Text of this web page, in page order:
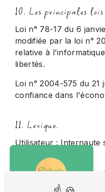
10. Les principales lois
Loi n° 78-17 du 6
modifiée par la loi n°
relative à
libertés.
Loi n° 2004-575 du
confiance dans
11. Lexique.
Utilisateur : Internaute
Informations
qui permettent, sous